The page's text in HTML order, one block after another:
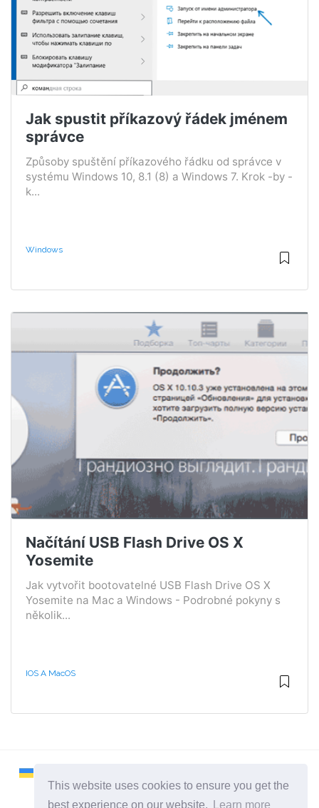
This website uses cookies to ensure you get the
best experience on our website.
Learn more
Jak spustit příkazový řádek jménem
správce
Způsoby spuštění příkazového řádku od správce v
systému Windows 10, 8.1 (8) a Windows 7. Krok -by -
k...
Windows
Načítání USB Flash Drive OS X
Yosemite
Jak vytvořit bootovatelné USB Flash Drive OS X
Yosemite na Mac a Windows - Podrobné pokyny s
několik...
IOS A MacOS